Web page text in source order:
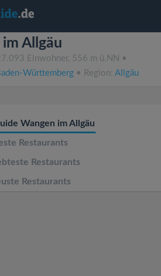
Allgäu
Einwohner, 556 m ü.NN •
Württemberg • Region: Allgäu
Wangen im Allgäu
Restaurants
Restaurants
Restaurants